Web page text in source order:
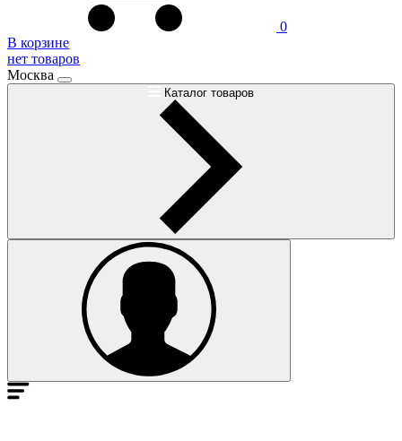
0
В корзине
нет товаров
Москва
Каталог товаров